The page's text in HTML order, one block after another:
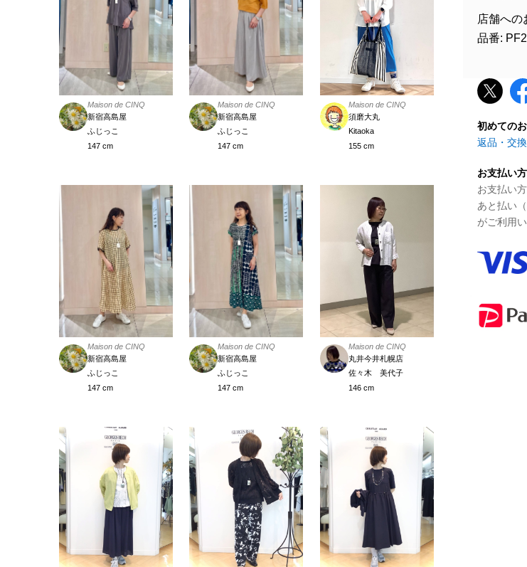
Maison de CINQ
新宿高島屋
ふじっこ
147 cm
Maison de CINQ
新宿高島屋
ふじっこ
147 cm
Maison de CINQ
須磨大丸
Kitaoka
155 cm
Maison de CINQ
新宿高島屋
ふじっこ
147 cm
Maison de CINQ
新宿高島屋
ふじっこ
147 cm
Maison de CINQ
丸井今井札幌店
佐々木 美代子
146 cm
店舗への
品番:
初めての
返品・交
お支払い
お支払い
あと払い
がご利用